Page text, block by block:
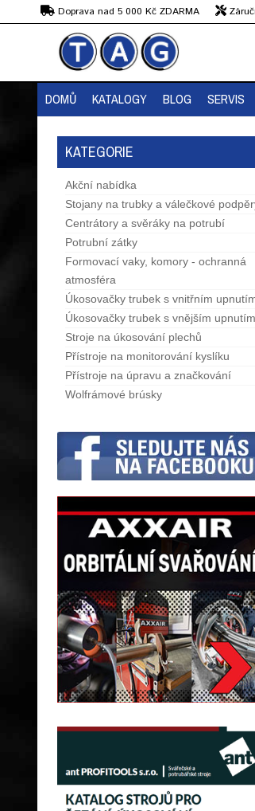
Doprava nad 5 000 Kč ZDARMA
Předvedení strojů
DOMŮ KATALOGY BLOG SERVIS
KATEGORIE
Akční nabídka
Stojany na trubky a válečkové
Centrátory a svěráky na potrubí
Potrubní zátky
Formovací vaky, komory - ochranná
atmosféra
Úkosovačky trubek s vnitřním
Úkosovačky trubek s vnějším upnutím
Stroje na úkosování plechů
Přístroje na monitorování kyslíku
Přístroje na úpravu a značkování
Wolfrámové brúsky